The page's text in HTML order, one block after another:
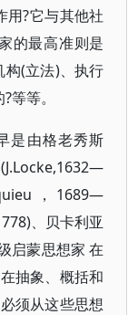
用?它与其他社
的最高准则是
构(立法)、执行
等。
是由格老秀斯
，1689—
、贝卡利亚
启蒙思想家 在
抽象、概括和
须从这些思想